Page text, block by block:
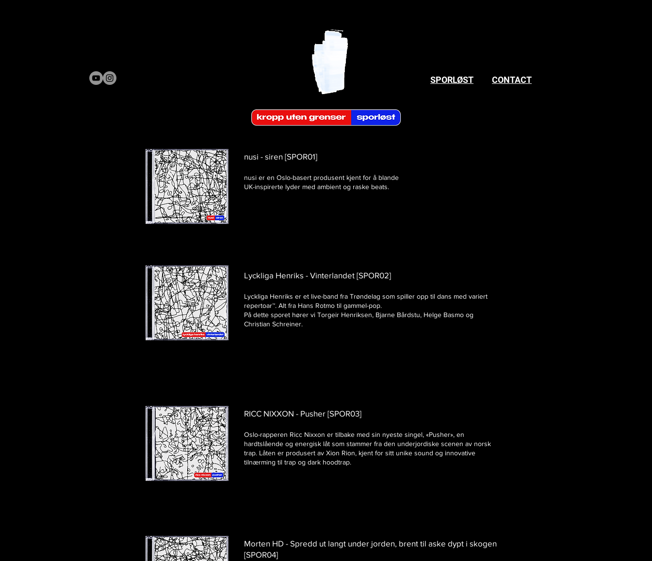
SPORLØST CONTACT
nusi - siren [SPOR01]
nusi er en Oslo-basert produsent kjent for å blande
UK-inspirerte lyder med ambient og raske beats.
av ein tåkelur av framand materie Eit endelaust
arpeggio som finn si ende inst i fjorden Støytar
Lyckliga Henriks - Vinterlandet [SPOR02]
Lyckliga Henriks er et live-band fra Trøndelag som spiller opp til dans med variert
repertoar™️. Alt fra Hans Rotmo til gammel-pop.
På dette sporet hører vi Torgeir Henriksen, Bjarne Bårdstu, Helge Basmo og
Christian Schreiner.
RICC NIXXON - Pusher [SPOR03]
Oslo-rapperen Ricc Nixxon er tilbake med sin nyeste singel, «Pusher», en
hardtslående og energisk låt som stammer fra den underjordiske scenen av norsk
trap. Låten er produsert av Xion Rion, kjent for sitt unike sound og innovative
tilnærming til trap og dark hoodtrap.
Morten HD - Spredd ut langt under jorden, brent til aske dypt i skogen
[SPOR04]